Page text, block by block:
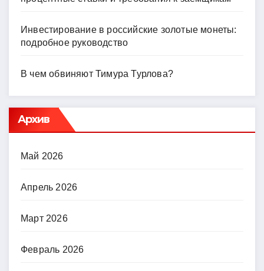
Инвестирование в российские золотые монеты:
подробное руководство
В чем обвиняют Тимура Турлова?
Архив
Май 2026
Апрель 2026
Март 2026
Февраль 2026